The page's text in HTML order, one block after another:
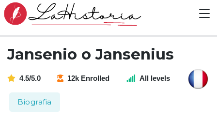
Jansenio o Jansenius
4.5/5.0 12k Enrolled All levels
Biografia